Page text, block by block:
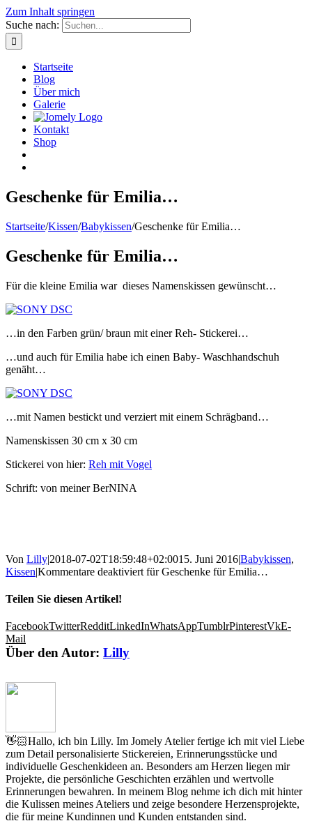
Zum Inhalt springen
Suche nach:
Startseite
Blog
Über mich
Galerie
Kontakt
Shop
Geschenke für Emilia…
Startseite/Kissen/Babykissen/Geschenke für Emilia…
Geschenke für Emilia…
Für die kleine Emilia war dieses Namenskissen gewünscht…
…in den Farben grün/ braun mit einer Reh- Stickerei…
…und auch für Emilia habe ich einen Baby- Waschhandschuh
genäht…
…mit Namen bestickt und verziert mit einem Schrägband…
Namenskissen 30 cm x 30 cm
Stickerei von hier: Reh mit Vogel
Schrift: von meiner BerNINA
Von Lilly|2018-07-02T18:59:48+02:0015. Juni 2016|Babykissen,
Kissen|Kommentare deaktiviert für Geschenke für Emilia…
Teilen Sie diesen Artikel!
FacebookTwitterRedditLinkedInWhatsAppTumblrPinterestVkE-
Mail
Über den Autor: Lilly
👋🏻Hallo, ich bin Lilly. Im Jomely Atelier fertige ich mit viel Liebe
zum Detail personalisierte Stickereien, Erinnerungsstücke und
individuelle Geschenkideen an. Besonders am Herzen liegen mir
Projekte, die persönliche Geschichten erzählen und wertvolle
Erinnerungen bewahren. In meinem Blog nehme ich dich mit hinter
die Kulissen meines Ateliers und zeige besondere Herzensprojekte,
die für meine Kundinnen und Kunden entstanden sind.